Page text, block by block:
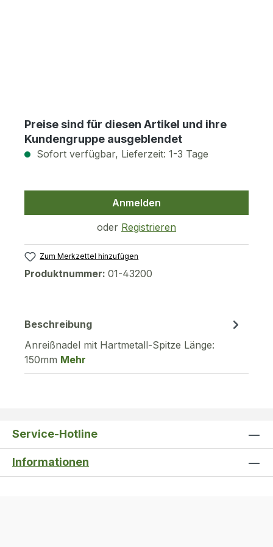
Preise sind für diesen Artikel und ihre
Kundengruppe ausgeblendet
Sofort verfügbar, Lieferzeit: 1-3 Tage
Anmelden
oder Registrieren
Zum Merkzettel hinzufügen
Produktnummer: 01-43200
Beschreibung
Anreißnadel mit Hartmetall-Spitze Länge:
150mm Mehr
Service-Hotline
Informationen